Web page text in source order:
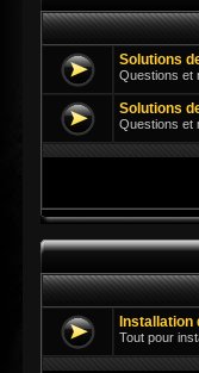
Solutions
Questions et
Solutions
Questions et
Installation
Tout pour